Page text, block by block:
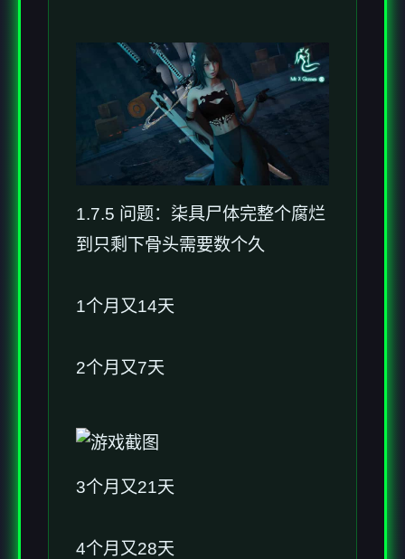
1.7.5 问题：柒具尸体完整个腐烂
到只剩下骨头需要数个久
1个月又14天
2个月又7天
3个月又21天
4个月又28天